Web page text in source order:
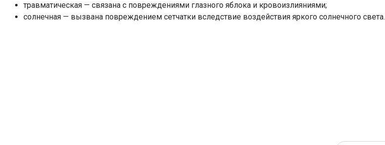
травматическая — связана с повреждениями глазного яблока и кровоизлияниями;
солнечная — вызвана повреждением сетчатки вследствие воздействия яркого солнечного света.